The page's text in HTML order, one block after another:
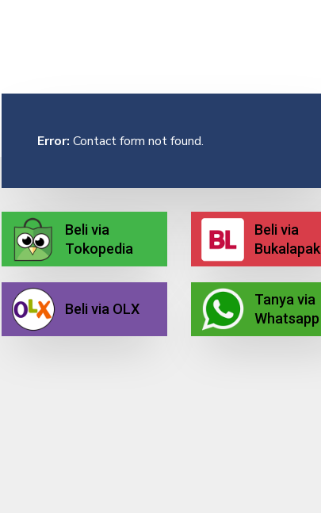
Error: Contact form not found.
Beli via
Tokopedia
Beli via
Bukalapak
Beli via OLX
Tanya via
Whatsapp